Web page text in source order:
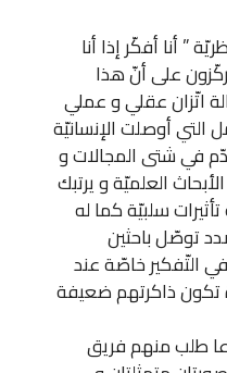
” أنا أفكّر إذا أنا
على أنّ هذا
اتّزان عقلي و عملي
التي أوصلت الإنسانيّة
في شتى المجالات و
العلميّة و يرتبك
سلبيّة كما له
توصّل باحثين
التّفكير خاصّة عند
تكون ذاكرتهم ضعيفة
32 متطوّعا طلب منهم فريق